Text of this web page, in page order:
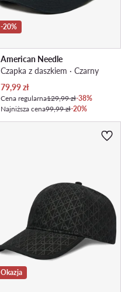
-20%
American Needle
Czapka z daszkiem · Czarny
Aktualna cena
79,99zł
Cena regularna129,99 zł-38%
Najniższa cena99,99 zł-20%
Okazja